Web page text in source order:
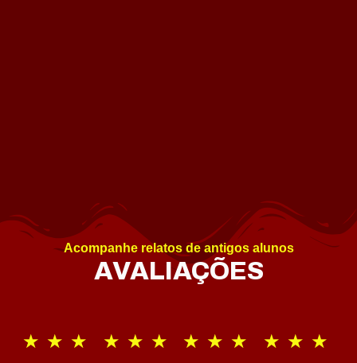
Acompanhe relatos de antigos alunos
AVALIAÇÕES
★ ★ ★
★ ★ ★
★ ★ ★
★ ★ ★